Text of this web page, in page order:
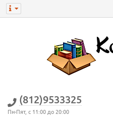
(812)9533325
Пн-Пят, с 11:00 до 20:00